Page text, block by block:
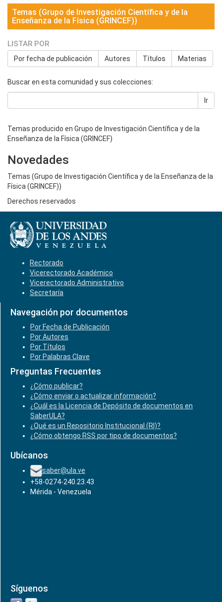
Temas (Grupo de Investigación Científica y de la
Enseñanza de la Física (GRINCEF))
LISTAR POR
Por fecha de publicación Autores Títulos Materias
Buscar en esta comunidad y sus colecciones:
Ir
Temas producido en Grupo de Investigación Científica y de la
Enseñanza de la Física (GRINCEF)
Novedades
Temas (Grupo de Investigación Científica y de la Enseñanza de la
Física (GRINCEF))
Derechos reservados
Rectorado
Vicerectorado Académico
Vicerectorado Administrativo
Secretaría
Navegación por documentos
Por Fecha de Publicación
Por Autores
Por Títulos
Por Palabras Clave
Preguntas Frecuentes
¿Cómo publicar?
¿Cómo enviar o actualizar información?
¿Cuál es la Licencia de Depósito de documentos en
SaberULA?
¿Qué es un Repositorio Institucional (RI)?
¿Cómo obtengo RSS por tipo de documentos?
Ubícanos
saber@ula.ve
+58-0274-240.23.43
Mérida - Venezuela
Síguenos